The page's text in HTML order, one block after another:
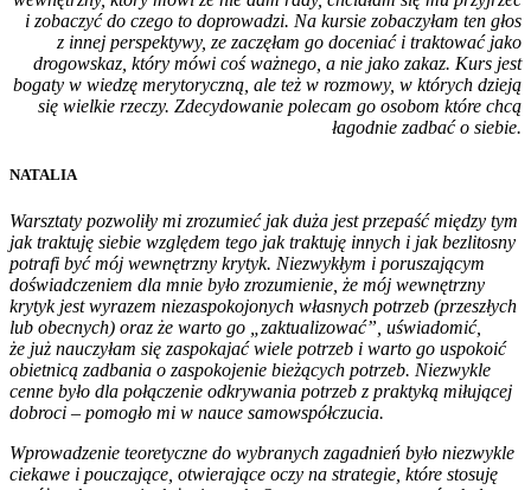
i zobaczyć do czego to doprowadzi. Na kursie zobaczyłam ten głos
z innej perspektywy, ze zaczęłam go doceniać i traktować jako
drogowskaz, który mówi coś ważnego, a nie jako zakaz. Kurs jest
bogaty w wiedzę merytoryczną, ale też w rozmowy, w których dzieją
się wielkie rzeczy. Zdecydowanie polecam go osobom które chcą
łagodnie zadbać o siebie.
NATALIA
Warsztaty pozwoliły mi zrozumieć jak duża jest przepaść między tym
jak traktuję siebie względem tego jak traktuję innych i jak bezlitosny
potrafi być mój wewnętrzny krytyk. Niezwykłym i poruszającym
doświadczeniem dla mnie było zrozumienie, że mój wewnętrzny
krytyk jest wyrazem niezaspokojonych własnych potrzeb (przeszłych
lub obecnych) oraz że warto go „zaktualizować”, uświadomić,
że już nauczyłam się zaspokajać wiele potrzeb i warto go uspokoić
obietnicą zadbania o zaspokojenie bieżących potrzeb. Niezwykle
cenne było dla połączenie odkrywania potrzeb z praktyką miłującej
dobroci – pomogło mi w nauce samowspółczucia.
Wprowadzenie teoretyczne do wybranych zagadnień było niezwykle
ciekawe i pouczające, otwierające oczy na strategie, które stosuję